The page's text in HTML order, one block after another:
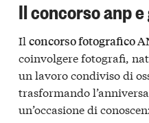
Il concorso anp
Il concorso fotografico
coinvolgere fotografi,
un lavoro condiviso di
trasformando
un’occasione di